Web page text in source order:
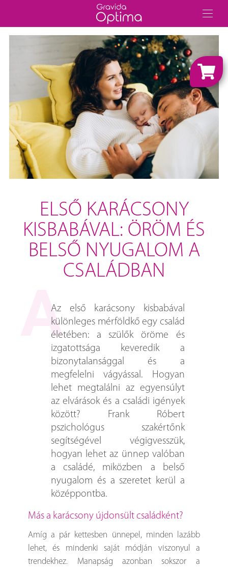
ELSŐ KARÁCSONY
KISBABÁVAL: ÖRÖM ÉS
BELSŐ NYUGALOM A
CSALÁDBAN
Az első karácsony kisbabával
különleges mérföldkő egy család
életében: a szülők öröme és
izgatottsága keveredik a
bizonytalansággal és a
megfelelni vágyással. Hogyan
lehet megtalálni az egyensúlyt
az elvárások és a családi igények
között? Frank Róbert
pszichológus szakértőnk
segítségével végigvesszük,
hogyan lehet az ünnep valóban
a családé, miközben a belső
nyugalom és a szeretet kerül a
középpontba.
Más a karácsony újdonsült családként?
Amíg a pár kettesben ünnepel, minden lazább
lehet, és mindenki saját módján viszonyul a
trendekhez. Manapság azonban sokszor a